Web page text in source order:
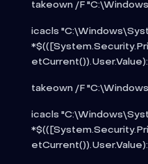
takeown /F
icacls
takeown /F
icacls